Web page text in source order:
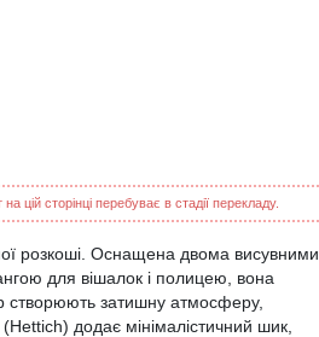
цій сторінці перебуває в стадії перекладу.
розкоші. Оснащена двома висувними
для вішалок і полицею, вона
створюють затишну атмосферу,
додає мінімалістичний шик,